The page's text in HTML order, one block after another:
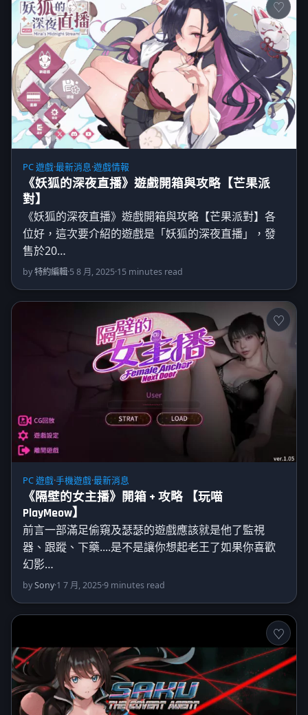
PC 遊戲·最新消息·遊戲情報
《妖狐的深夜直播》遊戲開箱與攻略【芒果派
對】
《妖狐的深夜直播》遊戲開箱與攻略【芒果派對】各
位好，這次要介紹的遊戲是「妖狐的深夜直播」，發
售於20…
by特約編輯·5 8 月, 2025·15 minutes read
PC 遊戲·手機遊戲·最新消息
《隔壁的女主播》開箱 + 攻略 【玩喵
PlayMeow】
前言一部滿足偷窺及瑟瑟的遊戲應該就是他了監視
器、跟蹤、下藥....是不是讓你想起老王了如果你喜歡
幻影…
bySony·1 7 月, 2025·9 minutes read